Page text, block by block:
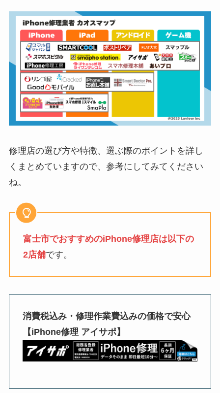
修理店の選び方や特徴、選ぶ際のポイントを詳し
くまとめていますので、参考にしてみてください
ね。
富士市でおすすめのiPhone修理店は以下の
2店舗です。
消費税込み・修理作業費込みの価格で安心
【iPhone修理 アイサポ】